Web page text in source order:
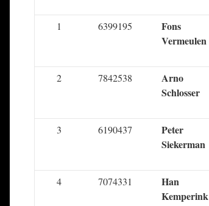
1 6399195
Fons
Vermeulen
2 7842538
Arno
Schlosser
3 6190437
Peter
Siekerman
4 7074331
Han
Kemperink